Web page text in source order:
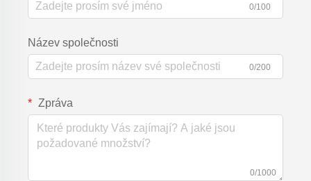
0/100
Název společnosti
0/200
Zpráva
0/1000